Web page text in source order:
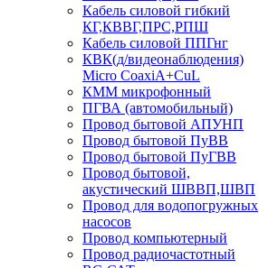
Кабель силовой гибкий
КГ,КВВГ,ПРС,РПШ
Кабель силовой ППГнг
КВК(д/видеонаблюдения)
Micro CoaxiA+CuL
КММ микрофонный
ПГВА (автомобильный)
Провод бытовой АПУНП
Провод бытовой ПуВВ
Провод бытовой ПуГВВ
Провод бытовой,
акустический ШВВП,ШВП
Провод для водопогружных
насосов
Провод компьютерный
Провод радиочастотный